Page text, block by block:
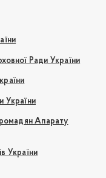
Ради України
України
Апарату
України